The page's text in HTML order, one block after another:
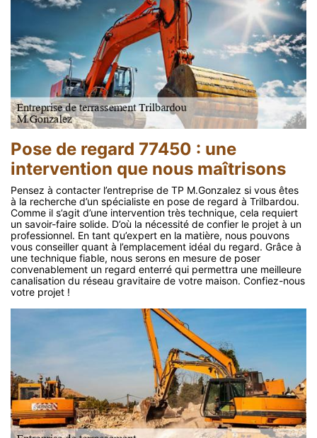
Pose de regard 77450 : une
intervention que nous maîtrisons
Pensez à contacter l’entreprise de TP M.Gonzalez si vous êtes
à la recherche d’un spécialiste en pose de regard à Trilbardou.
Comme il s’agit d’une intervention très technique, cela requiert
un savoir-faire solide. D’où la nécessité de confier le projet à un
professionnel. En tant qu’expert en la matière, nous pouvons
vous conseiller quant à l’emplacement idéal du regard. Grâce à
une technique fiable, nous serons en mesure de poser
convenablement un regard enterré qui permettra une meilleure
canalisation du réseau gravitaire de votre maison. Confiez-nous
votre projet !